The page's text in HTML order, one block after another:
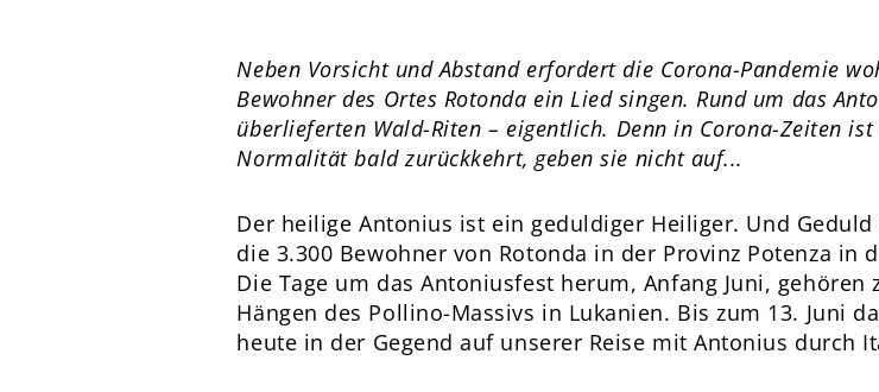
Neben Vorsicht und Abstand erfordert die Corona-Pandemie
Bewohner des Ortes Rotonda ein Lied singen. Rund um das
überlieferten Wald-Riten – eigentlich. Denn in Corona-Zeiten
Normalität bald zurückkehrt, geben sie nicht auf...
Der heilige Antonius ist ein geduldiger Heiliger. Und
die 3.300 Bewohner von Rotonda in der Provinz Potenza in
Die Tage um das Antoniusfest herum, Anfang Juni,
Hängen des Pollino-Massivs in Lukanien. Bis zum 13. Juni
heute in der Gegend auf unserer Reise mit Antonius durch